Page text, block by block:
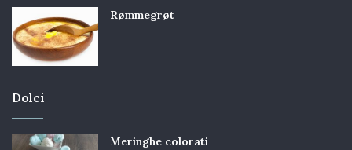
Rømmegrøt
Dolci
Meringhe colorati